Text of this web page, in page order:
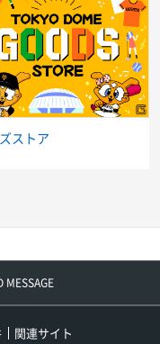
ストア
関連サイト